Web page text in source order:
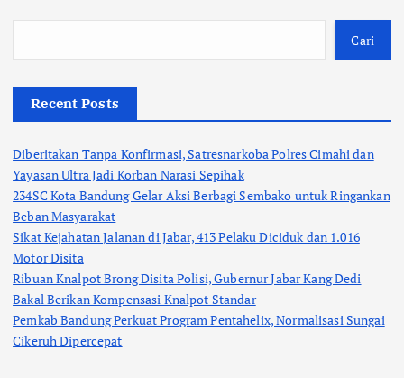
Cari
Recent Posts
Diberitakan Tanpa Konfirmasi, Satresnarkoba Polres Cimahi dan
Yayasan Ultra Jadi Korban Narasi Sepihak
234SC Kota Bandung Gelar Aksi Berbagi Sembako untuk Ringankan
Beban Masyarakat
Sikat Kejahatan Jalanan di Jabar, 413 Pelaku Diciduk dan 1.016
Motor Disita
Ribuan Knalpot Brong Disita Polisi, Gubernur Jabar Kang Dedi
Bakal Berikan Kompensasi Knalpot Standar
Pemkab Bandung Perkuat Program Pentahelix, Normalisasi Sungai
Cikeruh Dipercepat